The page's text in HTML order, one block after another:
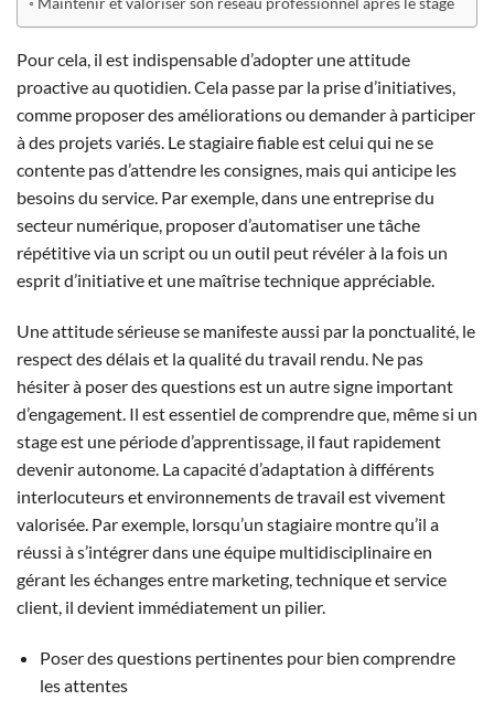
Pour cela, il est indispensable d’adopter une attitude
proactive au quotidien. Cela passe par la prise d’initiatives,
comme proposer des améliorations ou demander à participer
à des projets variés. Le stagiaire fiable est celui qui ne se
contente pas d’attendre les consignes, mais qui anticipe les
besoins du service. Par exemple, dans une entreprise du
secteur numérique, proposer d’automatiser une tâche
répétitive via un script ou un outil peut révéler à la fois un
esprit d’initiative et une maîtrise technique appréciable.
Une attitude sérieuse se manifeste aussi par la ponctualité, le
respect des délais et la qualité du travail rendu. Ne pas
hésiter à poser des questions est un autre signe important
d’engagement. Il est essentiel de comprendre que, même si un
stage est une période d’apprentissage, il faut rapidement
devenir autonome. La capacité d’adaptation à différents
interlocuteurs et environnements de travail est vivement
valorisée. Par exemple, lorsqu’un stagiaire montre qu’il a
réussi à s’intégrer dans une équipe multidisciplinaire en
gérant les échanges entre marketing, technique et service
client, il devient immédiatement un pilier.
Poser des questions pertinentes pour bien comprendre
les attentes